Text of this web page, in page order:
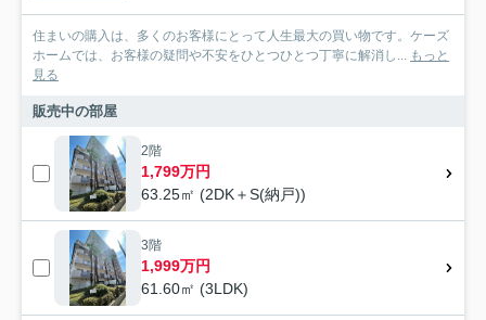
住まいの購入は、多くのお客様にとって人生最大の買い物です。ケーズ
ホームでは、お客様の疑問や不安をひとつひとつ丁寧に解消し... もっと
見る
販売中の部屋
2階
1,799万円
63.25㎡ (2DK＋S(納戸))
3階
1,999万円
61.60㎡ (3LDK)